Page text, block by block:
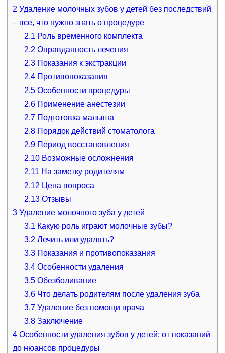
2 Удаление молочных зубов у детей без последствий
– все, что нужно знать о процедуре
2.1 Роль временного комплекта
2.2 Оправданность лечения
2.3 Показания к экстракции
2.4 Противопоказания
2.5 Особенности процедуры
2.6 Применение анестезии
2.7 Подготовка малыша
2.8 Порядок действий стоматолога
2.9 Период восстановления
2.10 Возможные осложнения
2.11 На заметку родителям
2.12 Цена вопроса
2.13 Отзывы
3Удаление молочного зуба у детей
3.1 Какую роль играют молочные зубы?
3.2 Лечить или удалять?
3.3 Показания и противопоказания
3.4 Особенности удаления
3.5 Обезболивание
3.6 Что делать родителям после удаления зуба
3.7 Удаление без помощи врача
3.8 Заключение
4Особенности удаления зубов у детей: от показаний
до нюансов процедуры